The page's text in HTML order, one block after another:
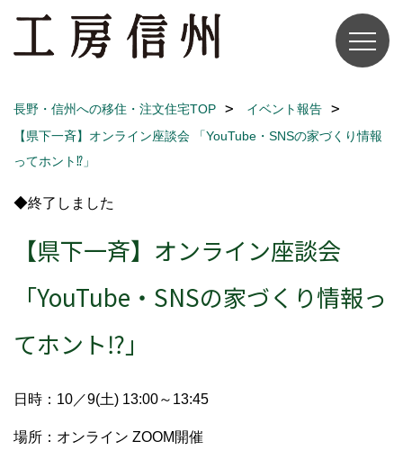
長野・信州への移住・注文住宅TOP
イベント報告
【県下一斉】オンライン座談会 「YouTube・SNSの家づくり情報
ってホント⁉」
◆終了しました
【県下一斉】オンライン座談会
「YouTube・SNSの家づくり情報っ
てホント⁉」
日時：10／9(土) 13:00～13:45
場所：オンライン ZOOM開催